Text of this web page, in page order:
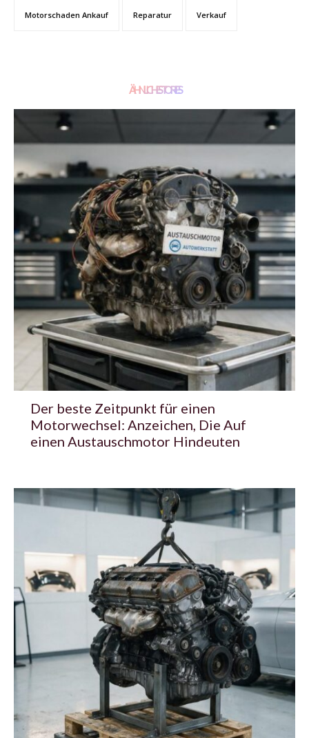
Motorschaden Ankauf Reparatur Verkauf
ÄHNLICHE STORIES
Der beste Zeitpunkt für einen
Motorwechsel: Anzeichen, Die Auf
einen Austauschmotor Hindeuten